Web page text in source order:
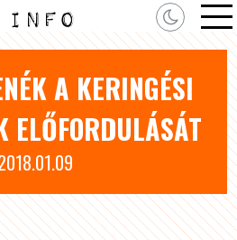
A KERINGÉSI
ELŐFORDULÁSÁT